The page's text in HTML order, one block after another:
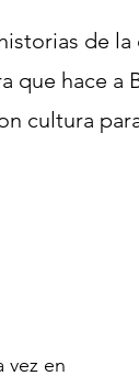
de
hace a
cultura
vez en